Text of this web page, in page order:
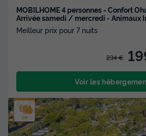
MOBILHOME 4 personnes - Confort
Arrivée samedi / mercredi - Animaux
Meilleur prix pour 7 nuits
234 €
Voir les